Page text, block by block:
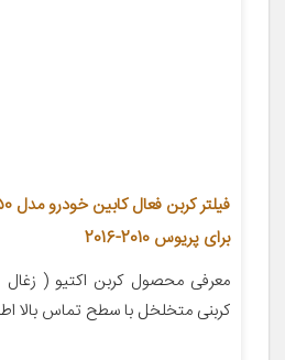
برای پریوس 2010-2016
معرفی محصول کربن اکتیو ( زغال
کربنی متخلخل با سطح تماس بالا